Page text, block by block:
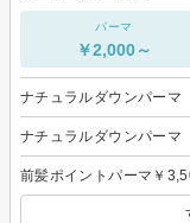
パーマ
￥2,000～
ナチュラルダウンパーマ
ナチュラルダウンパーマ
前髪ポイントパーマ￥